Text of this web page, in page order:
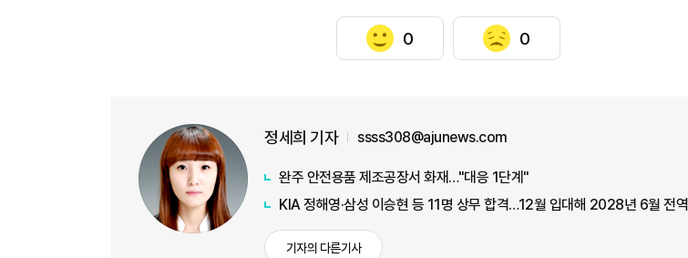
0 0
정세희 기자 ssss308@ajunews.com
완주 안전용품 제조공장서 화재…"대응 1단계"
KIA 정해영·삼성 이승현 등 11명 상무 합격…12월 입대해 2028년 6월 전역
기자의 다른기사